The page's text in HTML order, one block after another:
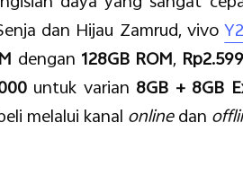
dan Hijau Zamrud, vivo
dengan 128GB ROM,
untuk varian 8GB + 8GB
melalui kanal onlinedan